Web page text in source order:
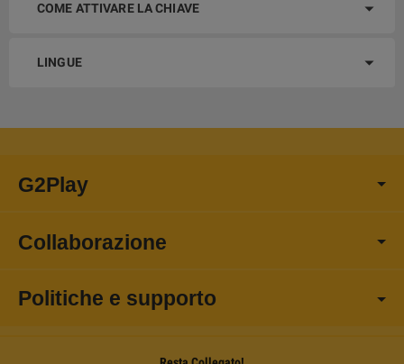
COME ATTIVARE LA CHIAVE
LINGUE
G2Play
Collaborazione
Politiche e supporto